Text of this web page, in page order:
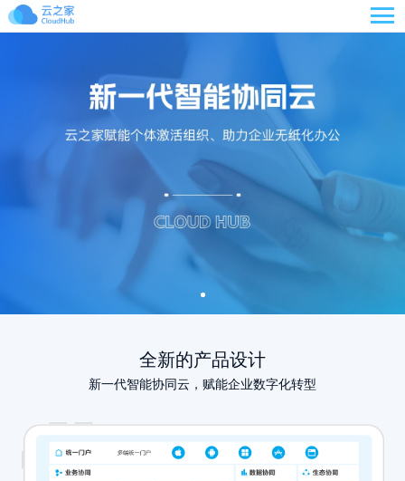

全新的产品设计
新一代智能协同云，赋能企业数字化转型